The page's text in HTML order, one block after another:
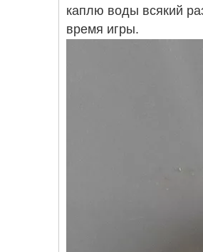
каплю воды всякий
время игры.